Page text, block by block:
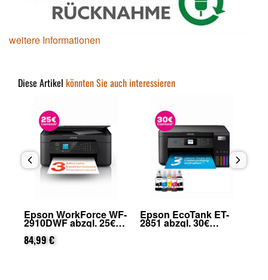
weitere Informationen
Diese Artikel könnten Sie auch interessieren
Epson WorkForce WF-
2910DWF abzgl. 25€
Cashback (von Epson
nach Registrierung)
84,99 €
Epson EcoTank ET-
2851 abzgl. 30€
Cashback (von Epson